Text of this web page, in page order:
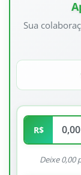
Sua
R$
Deixe 0,00